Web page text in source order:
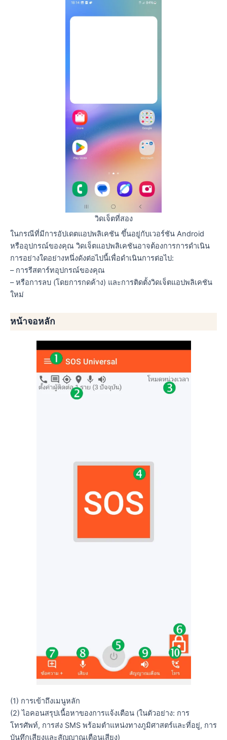
วิดเจ็ตที่สอง
ในกรณีที่มีการอัปเดตแอปพลิเคชัน ขึ้นอยู่กับเวอร์ชัน Android
หรืออุปกรณ์ของคุณ วิดเจ็ตแอปพลิเคชันอาจต้องการการดำเนิน
การอย่างใดอย่างหนึ่งดังต่อไปนี้เพื่อดำเนินการต่อไป:
– การรีสตาร์ทอุปกรณ์ของคุณ
– หรือการลบ (โดยการกดค้าง) และการติดตั้งวิดเจ็ตแอปพลิเคชัน
ใหม่
หน้าจอหลัก
(1) การเข้าถึงเมนูหลัก
(2) ไอคอนสรุปเนื้อหาของการแจ้งเตือน (ในตัวอย่าง: การ
โทรศัพท์, การส่ง SMS พร้อมตำแหน่งทางภูมิศาสตร์และที่อยู่, การ
บันทึกเสียงและสัญญาณเตือนเสียง)